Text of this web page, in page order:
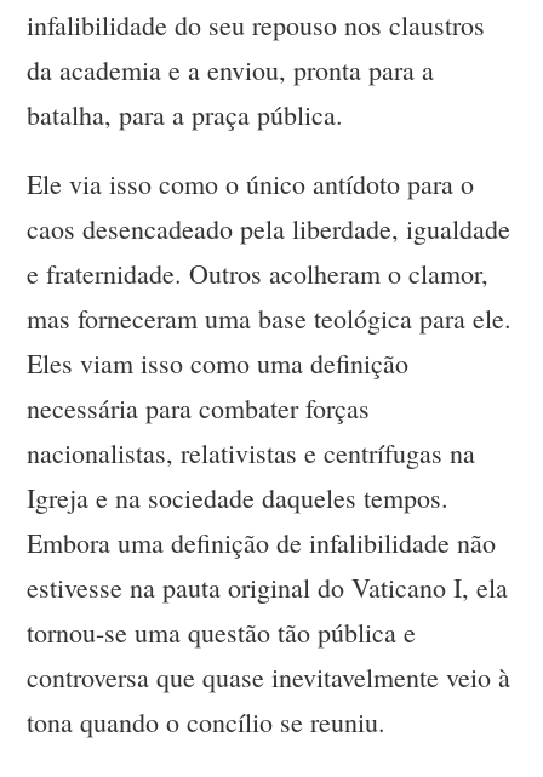
infalibilidade do seu repouso nos claustros
da academia e a enviou, pronta para a
batalha, para a praça pública.
Ele via isso como o único antídoto para o
caos desencadeado pela liberdade, igualdade
e fraternidade. Outros acolheram o clamor,
mas forneceram uma base teológica para ele.
Eles viam isso como uma definição
necessária para combater forças
nacionalistas, relativistas e centrífugas na
Igreja e na sociedade daqueles tempos.
Embora uma definição de infalibilidade não
estivesse na pauta original do Vaticano I, ela
tornou-se uma questão tão pública e
controversa que quase inevitavelmente veio à
tona quando o concílio se reuniu.